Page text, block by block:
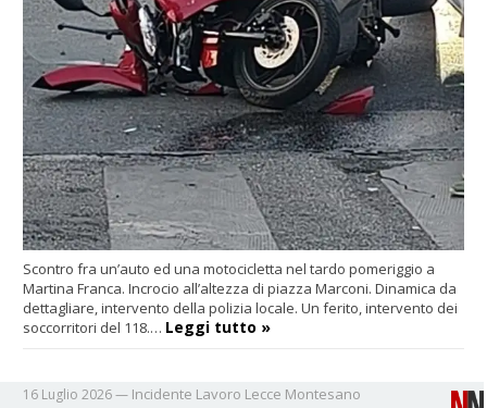
Scontro fra un’auto ed una motocicletta nel tardo pomeriggio a
Martina Franca. Incrocio all’altezza di piazza Marconi. Dinamica da
dettagliare, intervento della polizia locale. Un ferito, intervento dei
soccorritori del 118.… Leggi tutto »
16 Luglio 2026— Incidente Lavoro Lecce Montesano